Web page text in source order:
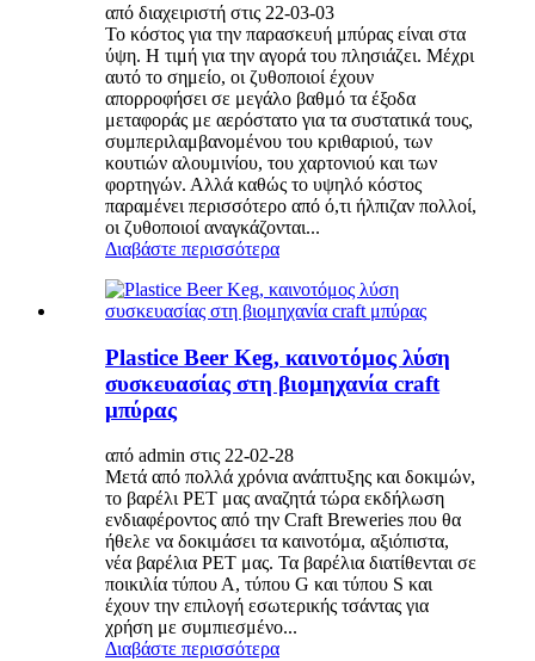
από διαχειριστή στις 22-03-03
Το κόστος για την παρασκευή μπύρας είναι στα
ύψη. Η τιμή για την αγορά του πλησιάζει. Μέχρι
αυτό το σημείο, οι ζυθοποιοί έχουν
απορροφήσει σε μεγάλο βαθμό τα έξοδα
μεταφοράς με αερόστατο για τα συστατικά τους,
συμπεριλαμβανομένου του κριθαριού, των
κουτιών αλουμινίου, του χαρτονιού και των
φορτηγών. Αλλά καθώς το υψηλό κόστος
παραμένει περισσότερο από ό,τι ήλπιζαν πολλοί,
οι ζυθοποιοί αναγκάζονται...
Διαβάστε περισσότερα
Plastice Beer Keg, καινοτόμος λύση
συσκευασίας στη βιομηχανία craft
μπύρας
από admin στις 22-02-28
Μετά από πολλά χρόνια ανάπτυξης και δοκιμών,
το βαρέλι PET μας αναζητά τώρα εκδήλωση
ενδιαφέροντος από την Craft Breweries που θα
ήθελε να δοκιμάσει τα καινοτόμα, αξιόπιστα,
νέα βαρέλια PET μας. Τα βαρέλια διατίθενται σε
ποικιλία τύπου Α, τύπου G και τύπου S και
έχουν την επιλογή εσωτερικής τσάντας για
χρήση με συμπιεσμένο...
Διαβάστε περισσότερα